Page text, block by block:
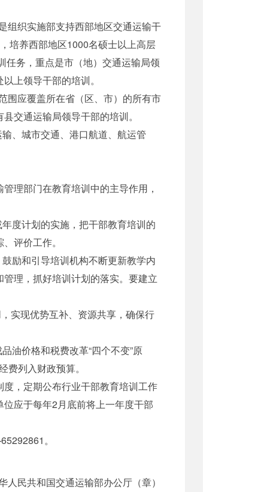
织实施部支持西部地区交通运输干
培养西部地区1000名硕士以上高层
任务，重点是市（地）交通运输局领
上领导干部的培训。
应覆盖所在省（区、市）的所有市
交通运输局领导干部的培训。
、城市交通、港口航道、航运管
理部门在教育培训中的主导作用，
度计划的实施，把干部教育培训的
评价工作。
励和引导培训机构不断更新教学内
理，抓好培训计划的落实。要建立
实现优势互补、资源共享，确保行
油价格和税费改革“四个不变”原
列入财政预算。
，定期公布行业干部教育培训工作
应于每年2月底前将上一年度干部
。
人民共和国交通运输部办公厅（章）